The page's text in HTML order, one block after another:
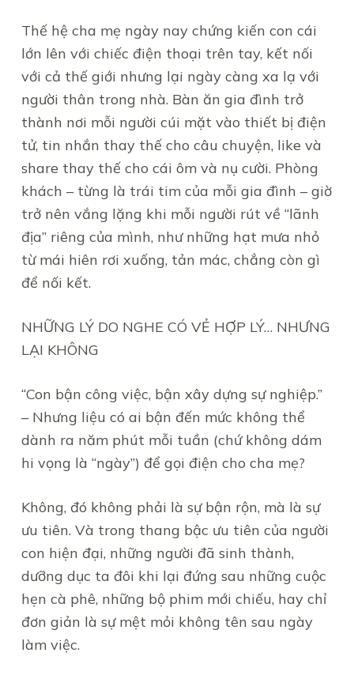
Thế hệ cha mẹ ngày nay chứng kiến con cái
lớn lên với chiếc điện thoại trên tay, kết nối
với cả thế giới nhưng lại ngày càng xa lạ với
người thân trong nhà. Bàn ăn gia đình trở
thành nơi mỗi người cúi mặt vào thiết bị điện
tử, tin nhắn thay thế cho câu chuyện, like và
share thay thế cho cái ôm và nụ cười. Phòng
khách – từng là trái tim của mỗi gia đình – giờ
trở nên vắng lặng khi mỗi người rút về “lãnh
địa” riêng của mình, như những hạt mưa nhỏ
từ mái hiên rơi xuống, tản mác, chẳng còn gì
để nối kết.
NHỮNG LÝ DO NGHE CÓ VẺ HỢP LÝ… NHƯNG
LẠI KHÔNG
“Con bận công việc, bận xây dựng sự nghiệp.”
– Nhưng liệu có ai bận đến mức không thể
dành ra năm phút mỗi tuần (chứ không dám
hi vọng là “ngày”) để gọi điện cho cha mẹ?
Không, đó không phải là sự bận rộn, mà là sự
ưu tiên. Và trong thang bậc ưu tiên của người
con hiện đại, những người đã sinh thành,
dưỡng dục ta đôi khi lại đứng sau những cuộc
hẹn cà phê, những bộ phim mới chiếu, hay chỉ
đơn giản là sự mệt mỏi không tên sau ngày
làm việc.